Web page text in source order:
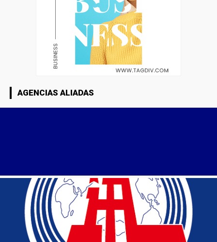
AGENCIAS ALIADAS